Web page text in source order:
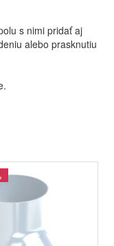
s nimi pridať aj
alebo prasknutiu